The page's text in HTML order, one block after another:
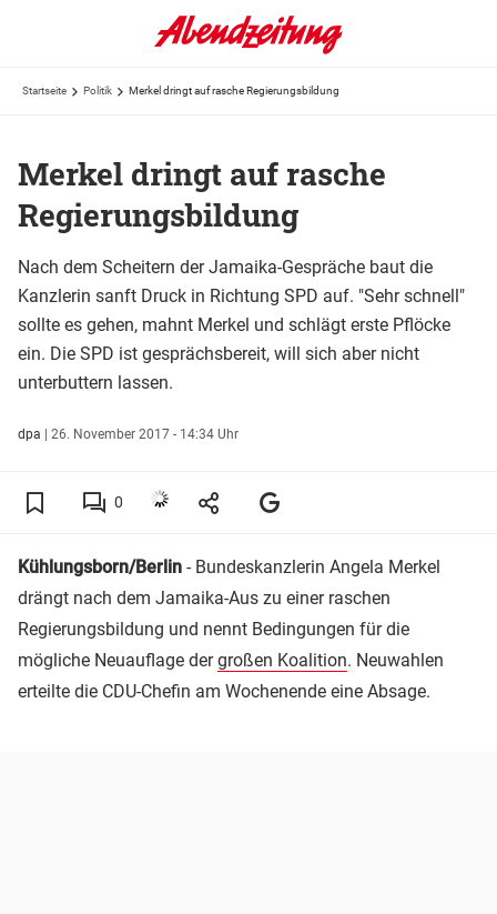
Startseite Politik Merkel dringt auf rasche Regierungsbildung
Merkel dringt auf rasche
Regierungsbildung
Nach dem Scheitern der Jamaika-Gespräche baut die
Kanzlerin sanft Druck in Richtung SPD auf. "Sehr schnell"
sollte es gehen, mahnt Merkel und schlägt erste Pflöcke
ein. Die SPD ist gesprächsbereit, will sich aber nicht
unterbuttern lassen.
dpa | 26. November 2017 - 14:34 Uhr
0
Kühlungsborn/Berlin - Bundeskanzlerin Angela Merkel
drängt nach dem Jamaika-Aus zu einer raschen
Regierungsbildung und nennt Bedingungen für die
mögliche Neuauflage dergroßen Koalition. Neuwahlen
erteilte die CDU-Chefin am Wochenende eine Absage.